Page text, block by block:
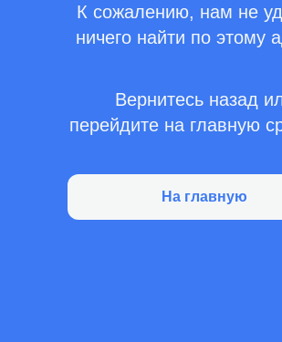
К сожалению, нам не
ничего найти по этому
Вернитесь назад
перейдите на главную
На главную